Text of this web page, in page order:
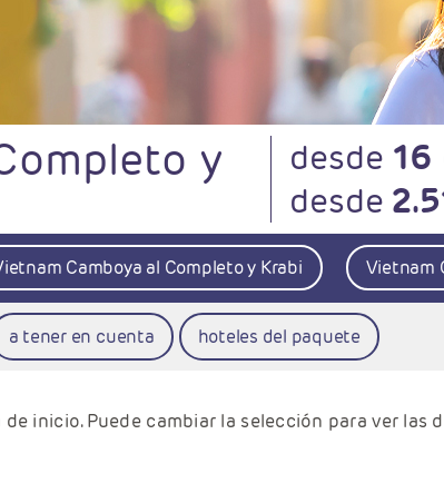
y desde 16
desde
Camboya al Completo y Krabi Vietnam
a tener en cuenta hoteles del paquete
inicio. Puede cambiar la selección para ver